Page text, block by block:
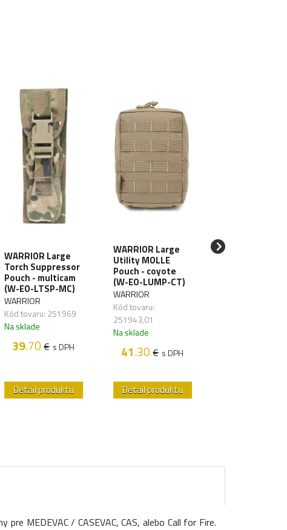
WARRIOR Large
Torch Suppressor
Pouch - multicam
(W-EO-LTSP-MC)
WARRIOR
Kód tovaru: 251969
Na sklade
39.70€ s DPH
Detail produktu
WARRIOR Large
Utility MOLLE
Pouch - coyote
(W-EO-LUMP-CT)
WARRIOR
Kód tovaru:
251943,01
Na sklade
41.30€ s DPH
Detail produktu
WARRIOR
MEDEVAC / CASEVAC, CAS, alebo Call for Fire.